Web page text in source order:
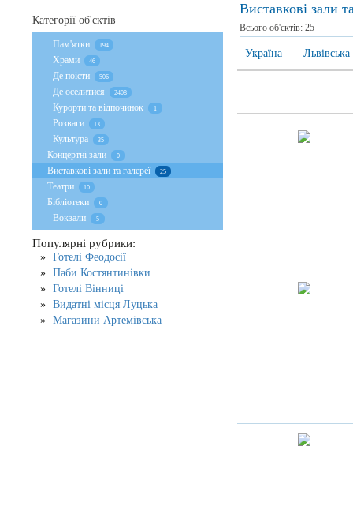
Виставкові зали
Всього об'єктів: 25
Україна Львівська
Категорії об'єктів
Пам'ятки 194
Храми 46
Де поїсти 506
Де оселитися 2408
Курорти та відпочинок 1
Розваги 13
Культура 35
Концертні зали 0
Виставкові зали та галереї 25
Театри 10
Бібліотеки 0
Вокзали 5
Популярні рубрики:
Готелі Феодосії
Паби Костянтинівки
Готелі Вінниці
Видатні місця Луцька
Магазини Артемівська